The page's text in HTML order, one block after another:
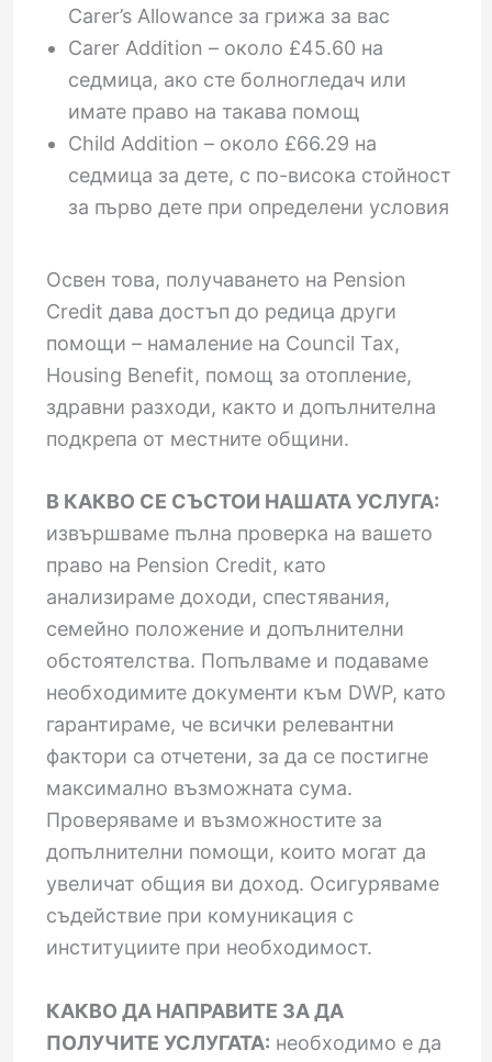
Carer’s Allowance за грижа за вас
Carer Addition – около £45.60 на
седмица, ако сте болногледач или
имате право на такава помощ
Child Addition – около £66.29 на
седмица за дете, с по-висока стойност
за първо дете при определени условия
Освен това, получаването на Pension
Credit дава достъп до редица други
помощи – намаление на Council Tax,
Housing Benefit, помощ за отопление,
здравни разходи, както и допълнителна
подкрепа от местните общини.
В КАКВО СЕ СЪСТОИ НАШАТА УСЛУГА:
извършваме пълна проверка на вашето
право на Pension Credit, като
анализираме доходи, спестявания,
семейно положение и допълнителни
обстоятелства. Попълваме и подаваме
необходимите документи към DWP, като
гарантираме, че всички релевантни
фактори са отчетени, за да се постигне
максимално възможната сума.
Проверяваме и възможностите за
допълнителни помощи, които могат да
увеличат общия ви доход. Осигуряваме
съдействие при комуникация с
институциите при необходимост.
КАКВО ДА НАПРАВИТЕ ЗА ДА
ПОЛУЧИТЕ УСЛУГАТА: необходимо е да